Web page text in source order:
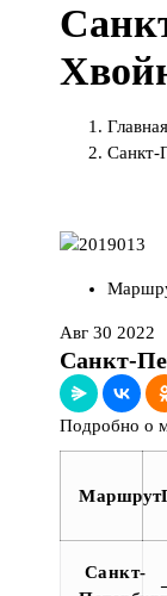
Санкт-
Авг 30 2022
Санкт-
Подробно о
Маршрут
Санкт-